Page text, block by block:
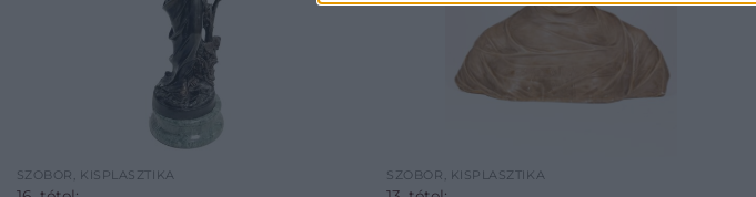
SZOBOR, KISPLASZTIKA SZOBOR, KISPLASZTIKA